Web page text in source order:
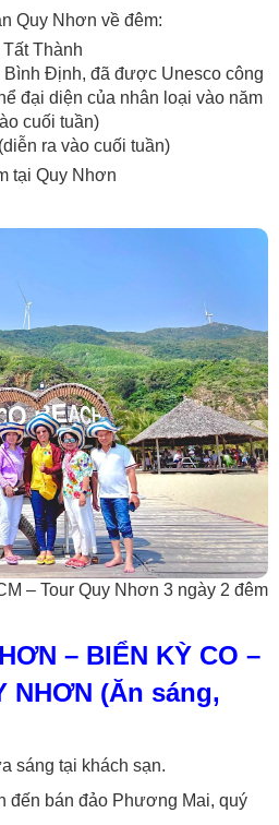
Quy Nhơn về đêm:
Thành
Định, đã được Unesco công
đại diện của nhân loại vào năm
cuối tuần)
ra vào cuối tuần)
tại Quy Nhơn
– Tour Quy Nhơn 3 ngày 2 đêm
– BIỂN KỲ CO –
NHƠN (Ăn sáng,
sáng tại khách sạn.
đến bán đảo Phương Mai, quý